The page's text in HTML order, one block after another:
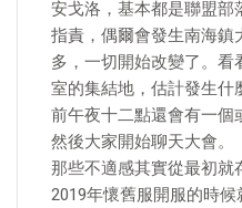
安戈洛，基本都是聯盟部
指責，偶爾會發生南海鎮
多，一切開始改變了。
室的集結地，估計發生什
前午夜十二點還會有一個
然後大家開始聊天大會。
那些不適感其實從最初就
2019年懷舊服開服的時